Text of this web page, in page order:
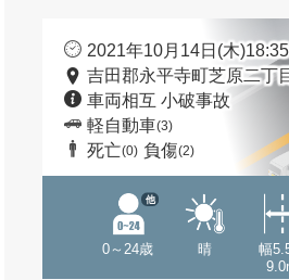
2021年10月14日(木)18:35
吉田郡永平寺町芝原二丁
車両相互 小破事故
軽自動車(3)
死亡(0) 負傷(2)
0～24歳
他
晴
幅